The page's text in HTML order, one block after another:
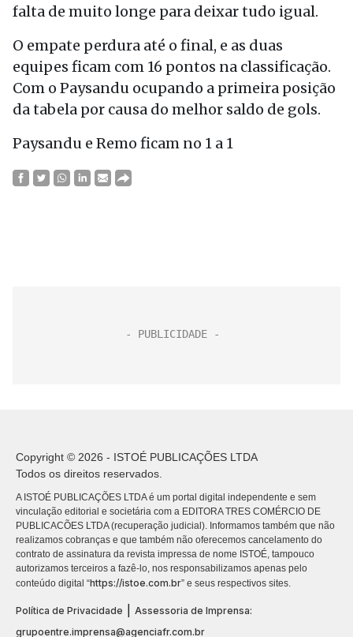
falta de muito longe para deixar tudo igual.
O empate perdura até o final, e as duas
equipes ficam com 16 pontos na classificação.
Com o Paysandu ocupando a primeira posição
da tabela por causa do melhor saldo de gols.
Paysandu e Remo ficam no 1 a 1
Copyright © 2026 - ISTOÉ PUBLICAÇÕES LTDA
Todos os direitos reservados.
A ISTOÉ PUBLICAÇÕES LTDA é um portal digital independente e sem
vinculação editorial e societária com a EDITORA TRES COMÉRCIO DE
PUBLICACÕES LTDA (recuperação judicial). Informamos também que não
realizamos cobranças e que também não oferecemos cancelamento do
contrato de assinatura da revista impressa de nome ISTOÉ, tampouco
autorizamos terceiros a fazê-lo, nos responsabilizamos apenas pelo
conteúdo digital “https://istoe.com.br” e seus respectivos sites.
Política de Privacidade
Assessoria de Imprensa:
grupoentre.imprensa@agenciafr.com.br